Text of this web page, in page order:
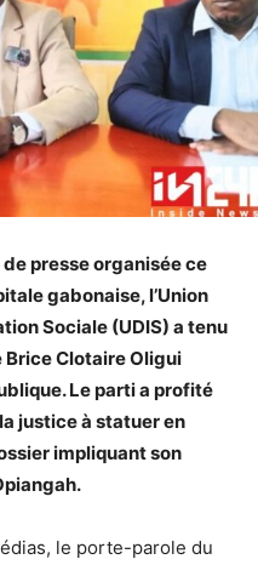
de presse organisée ce
gabonaise, l’Union
Sociale (UDIS) a tenu
Clotaire Oligui
Le parti a profité
justice à statuer en
impliquant son
le porte-parole du